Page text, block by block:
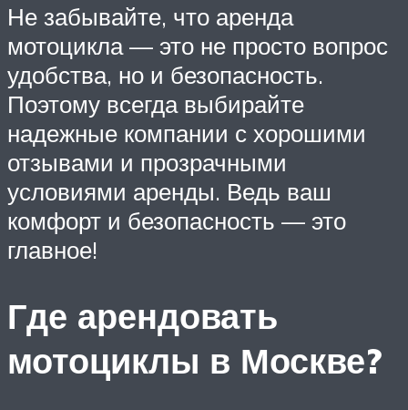
Не забывайте, что аренда
мотоцикла — это не просто вопрос
удобства, но и безопасность.
Поэтому всегда выбирайте
надежные компании с хорошими
отзывами и прозрачными
условиями аренды. Ведь ваш
комфорт и безопасность — это
главное!
Где арендовать
мотоциклы в Москве?